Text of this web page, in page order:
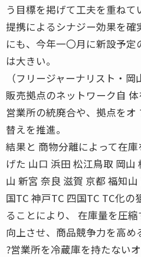
う目標を掲げて工夫を重ねて
提携によるシナジー効果を確
にも、今年一〇月に新設予
は大きい。
（フリージャーナリスト・
販売拠点のネットワーク自 体
営業所の統廃合や、拠点をオ
替えを推進。
結果と 商物分離によって在
げた 山口 浜田 松江鳥取 岡
山 新宮 奈良 滋賀 京都 福知
国TC 神戸TC 四国TC TC化の
ることにより、 在庫量を圧
向上させ、商品競争力を高め
?営業所を冷蔵庫を持たない